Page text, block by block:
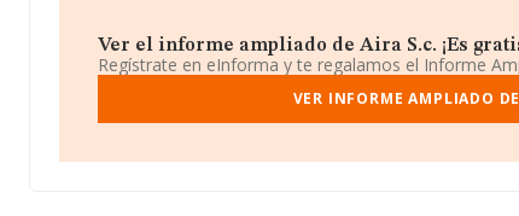
Ver el informe ampliado de Aira S.c. ¡Es
Regístrate en eInforma y te regalamos el Informe
VER INFORME AMPLIADO